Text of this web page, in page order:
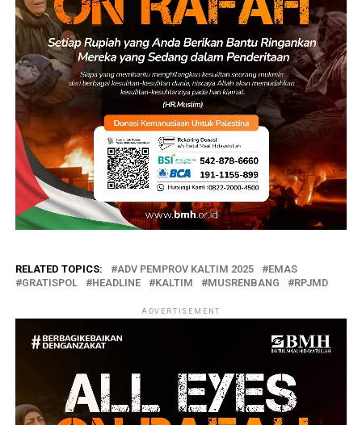
RELATED TOPICS: ADV PEMPROV KALTIM 2025
EMAS
GRATISPOL
HEADLINE KALTIM MUSRENBANG RPJMD
ADVERTISEMENT